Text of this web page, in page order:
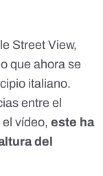
Street View,
que ahora se
italiano.
entre el
vídeo, este ha
del